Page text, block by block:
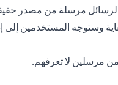
هذه الرسائل مرسلة من
وستوجه
من مرسلين لا تعرفهم.